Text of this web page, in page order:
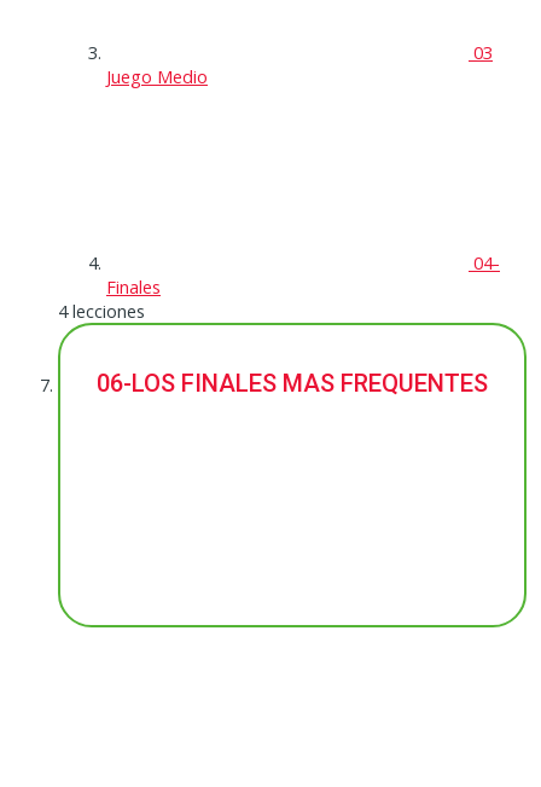
03
Juego Medio
04-
Finales
4 lecciones
06-LOS FINALES MAS FREQUENTES